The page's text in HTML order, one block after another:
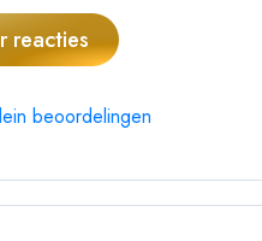
reacties
beoordelingen